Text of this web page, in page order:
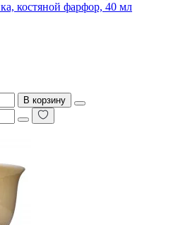
костяной фарфор, 40 мл
В корзину